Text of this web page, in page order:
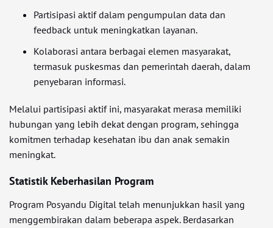
Partisipasi aktif dalam pengumpulan data dan
feedback untuk meningkatkan layanan.
Kolaborasi antara berbagai elemen masyarakat,
termasuk puskesmas dan pemerintah daerah, dalam
penyebaran informasi.
Melalui partisipasi aktif ini, masyarakat merasa memiliki
hubungan yang lebih dekat dengan program, sehingga
komitmen terhadap kesehatan ibu dan anak semakin
meningkat.
Statistik Keberhasilan Program
Program Posyandu Digital telah menunjukkan hasil yang
menggembirakan dalam beberapa aspek. Berdasarkan